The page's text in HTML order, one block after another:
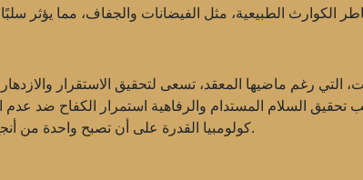
التي رغم ماضيها المعقد، تسعى لتحقيق الاستقرار
السلام المستدام والرفاهية استمرار الكفاح ضد عدم
كولومبيا القدرة على أن تصبح واحدة من أنجح دول المنطقة إذا تمكنت من التغلب على هذه العقبات.